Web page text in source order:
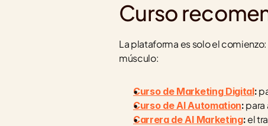
Curso
La plataforma es solo el
músculo:
Curso de Marketing Digital:
Curso de AI Automation:
Carrera de AI Marketing: el